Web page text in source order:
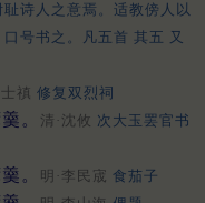
诗人之意焉。适教傍人以
号书之。凡五首 其五 又
禛 修复双烈祠
。 清·沈攸 次大玉罢官书
。 明·李民宬 食茄子